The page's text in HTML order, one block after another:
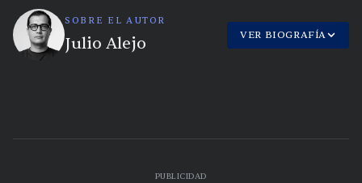
SOBRE EL AUTOR
Julio Alejo VER BIOGRAFÍA
PUBLICIDAD